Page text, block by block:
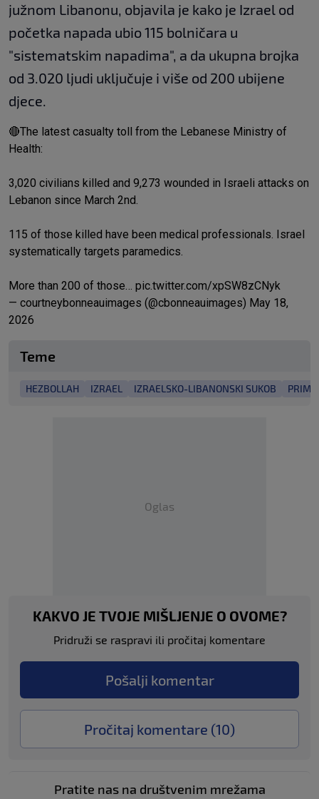
južnom Libanonu, objavila je kako je Izrael od
početka napada ubio 115 bolničara u
"sistematskim napadima", a da ukupna brojka
od 3.020 ljudi uključuje i više od 200 ubijene
djece.
🔴The latest casualty toll from the Lebanese Ministry of
Health:
3,020 civilians killed and 9,273 wounded in Israeli attacks on
Lebanon since March 2nd.
115 of those killed have been medical professionals. Israel
systematically targets paramedics.
More than 200 of those… pic.twitter.com/xpSW8zCNyk
— courtneybonneauimages (@cbonneauimages) May 18,
2026
Teme
HEZBOLLAH IZRAEL IZRAELSKO-LIBANONSKI SUKOB
Oglas
KAKVO JE TVOJE MIŠLJENJE O OVOME?
Pridruži se raspravi ili pročitaj komentare
Pošalji komentar
Pročitaj komentare (10)
Pratite nas na društvenim mrežama